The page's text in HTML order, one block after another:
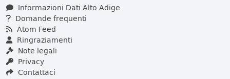
Informazioni Dati Alto Adige
Domande frequenti
Atom Feed
Ringraziamenti
Note legali
Privacy
Contattaci